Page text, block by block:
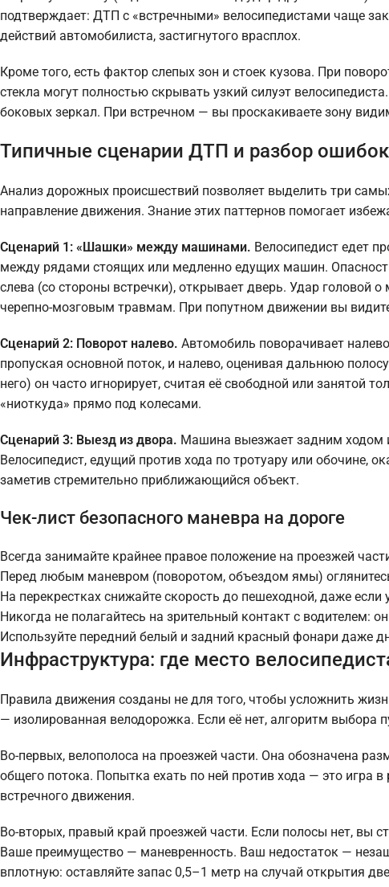
подтверждает: ДТП с «встречными» велосипедистами чаще
действий автомобилиста, застигнутого врасплох.
Кроме того, есть фактор слепых зон и стоек кузова. При
стекла могут полностью скрывать узкий силуэт
боковых зеркал. При встречном — вы проскакиваете зону
Типичные сценарии ДТП и разбор ошибок
Анализ дорожных происшествий позволяет выделить три
направление движения. Знание этих паттернов помогает
Сценарий 1: «Шашки» между машинами. Велосипедист едет
между рядами стоящих или медленно едущих машин.
слева (со стороны встречки), открывает дверь. Удар головой
черепно-мозговым травмам. При попутном движении вы
Сценарий 2: Поворот налево. Автомобиль поворачивает
пропуская основной поток, и налево, оценивая дальнюю
него) он часто игнорирует, считая её свободной или занятой
«ниоткуда» прямо под колесами.
Сценарий 3: Выезд из двора. Машина выезжает задним ходом
Велосипедист, едущий против хода по тротуару или обочине,
заметив стремительно приближающийся объект.
Чек-лист безопасного маневра на дороге
Всегда занимайте крайнее правое положение на проезжей
Перед любым маневром (поворотом, объездом ямы)
На перекрестках снижайте скорость до пешеходной, даже если
Никогда не полагайтесь на зрительный контакт с водителем:
Используйте передний белый и задний красный фонари даже
Инфраструктура: где место
Правила движения созданы не для того, чтобы усложнить
— изолированная велодорожка. Если её нет, алгоритм выбора
Во-первых, велополоса на проезжей части. Она обозначена
общего потока. Попытка ехать по ней против хода — это игра
встречного движения.
Во-вторых, правый край проезжей части. Если полосы нет, вы
Ваше преимущество — маневренность. Ваш недостаток —
вплотную: оставляйте запас 0,5–1 метр на случай открытия